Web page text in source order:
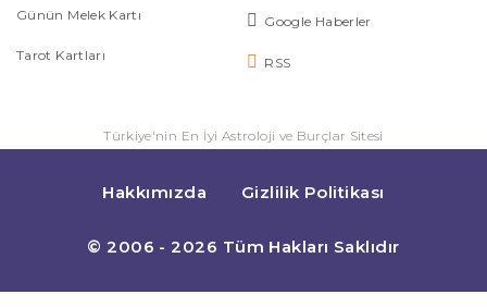
Günün Melek Kartı
Tarot Kartları
Google Haberler
RSS
Türkiye'nin En İyi Astroloji ve Burçlar Sitesi
Hakkımızda Gizlilik Politikası
© 2006 - 2026 Tüm Hakları Saklıdır